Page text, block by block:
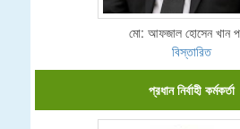
মো: আফজাল হোসেন খান
বিস্তারিত
প্রধান নির্বাহী কর্মকর্তা